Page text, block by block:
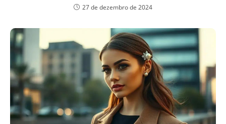
27 de dezembro de 2024